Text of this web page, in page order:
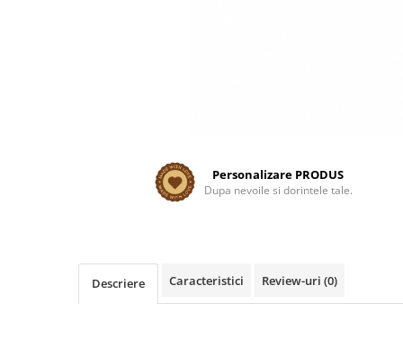
Personalizare PRODUS
Dupa nevoile si dorintele tale.
Descriere Caracteristici Review-uri (0)